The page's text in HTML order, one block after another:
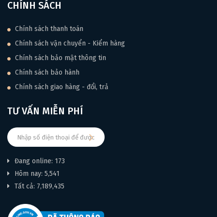
nghiệm và sở hữu Tuner WMT 565, người bạn đồng hành
CHÍNH SÁCH
Chính sách thanh toán
Chính sách vận chuyển - Kiểm hàng
Chính sách bảo mật thông tin
Chính sách bảo hành
Chính sách giao hàng - đổi, trả
TƯ VẤN MIỄN PHÍ
Đang online: 173
Hôm nay: 5,541
Tất cả: 7,189,435